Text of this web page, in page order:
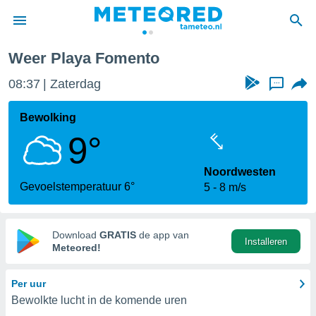
door
verstrekte
hoge
hebt de
voor
op basis
Weer Playa Fomento
08:37 Zaterdag ...
Bewolking
9°
Gevoelstemperatuur 6°
Noordwesten
5
8 m/s
Download GRATIS de app van
Meteored!
Installeren
Per uur
Bewolkte lucht in de komende uren